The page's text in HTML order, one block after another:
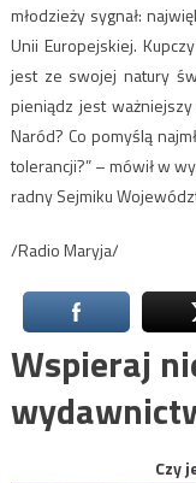
młodzieży sygnał:
Unii Europejskiej.
jest ze swojej natury
pieniądz jest
Naród? Co pomyślą
tolerancji?” – mówił w
radny Sejmiku
/Radio Maryja/
Wspieraj
Czy